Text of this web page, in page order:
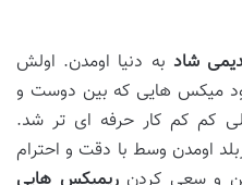
شاد به دنیا اومدن. اولش
میکس هایی که بین دوست و
کم کم کار حرفه ای تر شد.
اومدن وسط با دقت و احترام